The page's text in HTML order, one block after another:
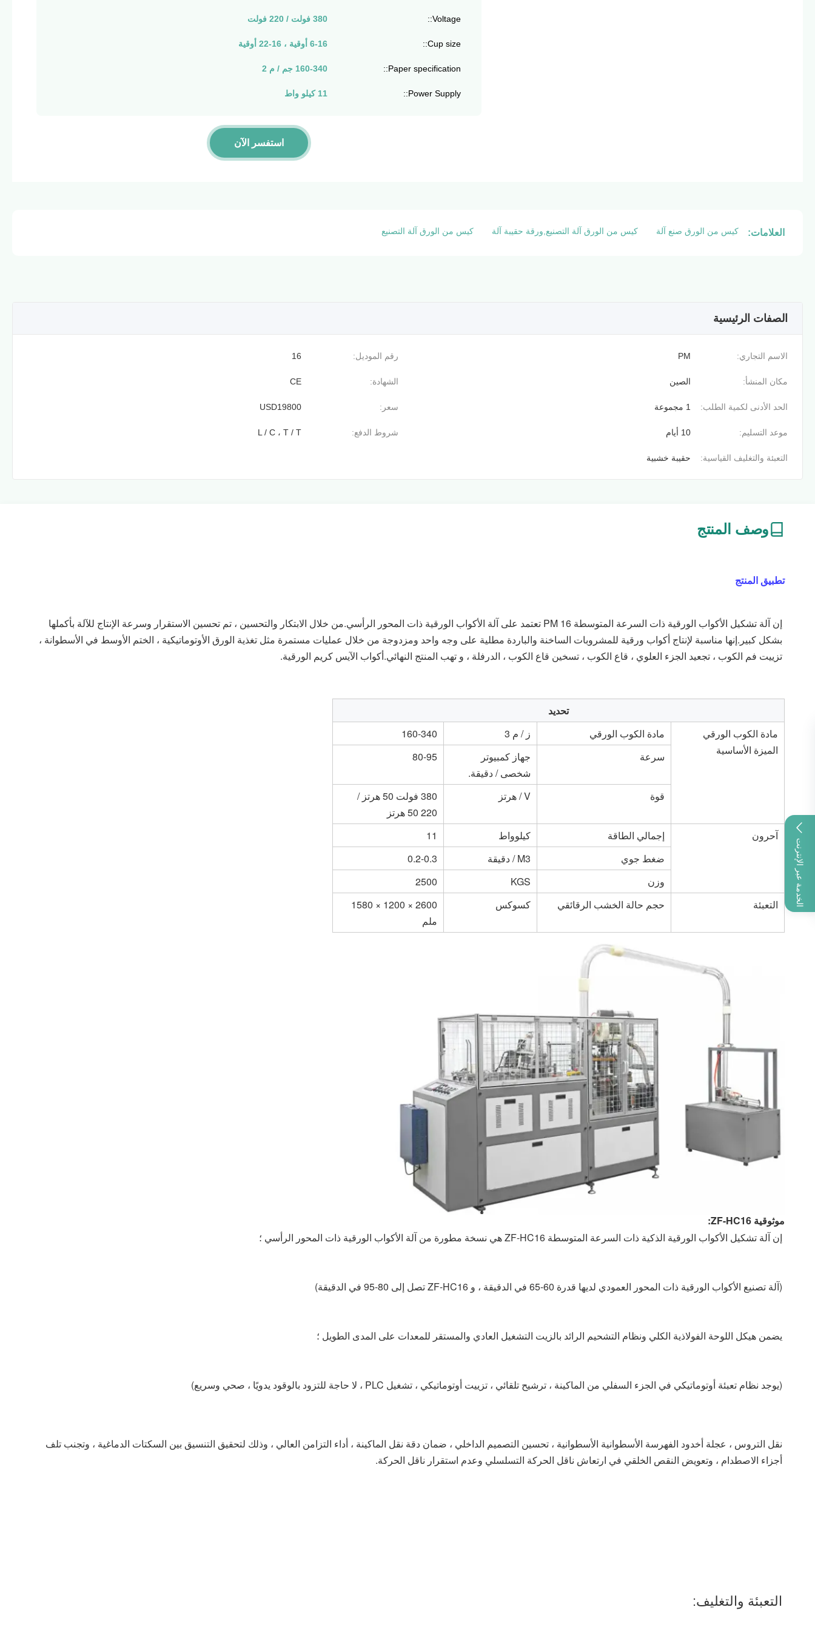
الخدمة عبر الإنترنت
Voltage:: 380 فولت / 220 فولت
Cup size:: 6-16 أوقية ، 16-22 أوقية
Paper specification:: 160-340 جم / م 2
Power Supply:: 11 كيلو واط
استفسر الآن
العلامات: كيس من الورق صنع آلة كيس من الورق آلة التصنيع,ورقة حقيبة آلة كيس من الورق آلة التصنيع
الصفات الرئيسية
الاسم التجاري: PM رقم الموديل: 16
مكان المنشأ: الصين الشهادة: CE
الحد الأدنى لكمية الطلب: 1 مجموعة سعر: USD19800
موعد التسليم: 10 أيام شروط الدفع: L / C ، T / T
التعبئة والتغليف القياسية: حقيبة خشبية
وصف المنتج
تطبيق المنتج
تزييت فم الكوب ، تجعيد الجزء العلوي ، قاع الكوب ، تسخين قاع الكوب ، الدرفلة ، و تهب المنتج النهائي.أكواب الآيس كريم الورقية.
تحديد
مادة الكوب الورقي
الميزة الأساسية
مادة الكوب الورقي ز / م 3
160-340
سرعة
جهاز كمبيوتر
شخصى / دقيقة.
80-95
قوة V / هرتز
380 فولت 50 هرتز /
220 50 هرتز
آحرون
إجمالي الطاقة كيلوواط
11
ضغط جوي
M3 / دقيقة
0.2-0.3
وزن
KGS
2500
التعبئة
حجم حالة الخشب الرقائقي كسوكس
2600 × 1200 × 1580
ملم
موثوقية ZF-HC16:
إن آلة تشكيل الأكواب الورقية الذكية ذات السرعة المتوسطة ZF-HC16 هي نسخة مطورة من آلة الأكواب الورقية ذات المحور الرأسي ؛
(آلة تصنيع الأكواب الورقية ذات المحور العمودي لديها قدرة 60-65 في الدقيقة ، و ZF-HC16 تصل إلى 80-95 في الدقيقة)
يضمن هيكل اللوحة الفولاذية الكلي ونظام التشحيم الرائد بالزيت التشغيل العادي والمستقر للمعدات على المدى الطويل ؛
(يوجد نظام تعبئة أوتوماتيكي في الجزء السفلي من الماكينة ، ترشيح تلقائي ، تزييت أوتوماتيكي ، تشغيل PLC ، لا حاجة للتزود بالوقود يدويًا ، صحي وسريع)
أجزاء الاصطدام ، وتعويض النقص الخلقي في ارتعاش ناقل الحركة التسلسلي وعدم استقرار ناقل الحركة.
التعبئة والتغليف: